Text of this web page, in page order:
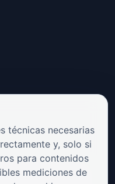
Envíanos tus
técnicas necesarias
y, solo si
para contenidos
mediciones de